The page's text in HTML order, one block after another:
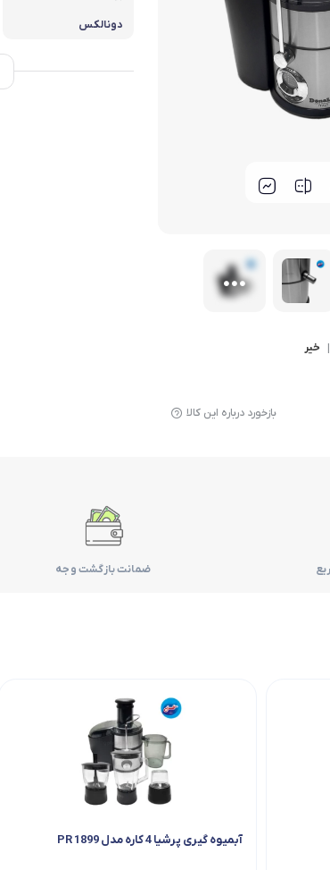
گوشتکوب برقی آشپزخانه
آشپزخانه و شخصی
جانبی
سرویس غذا خوری
سایر تابه وک
| خیر
بازخورد درباره این کالا
دونالکس
ضمانت بازگشت وجه
آبمیوه گیری پرشیا 4 کاره مدل 1899 PR